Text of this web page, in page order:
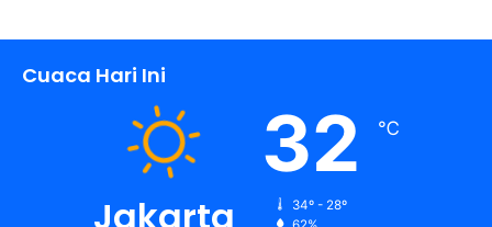
Cuaca Hari Ini
Jakarta
32 ℃
34º - 28º